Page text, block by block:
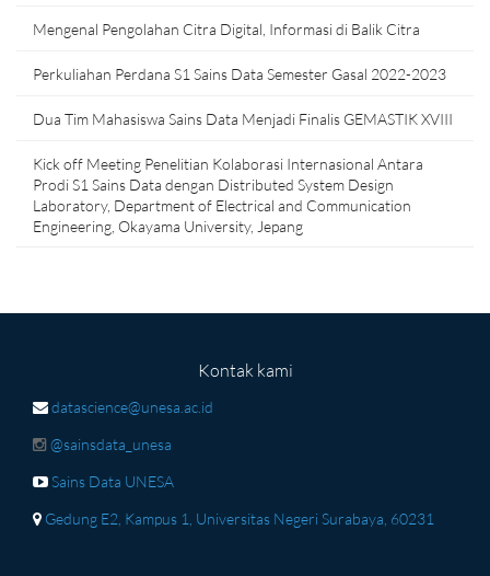
Mengenal Pengolahan Citra Digital, Informasi di Balik Citra
Perkuliahan Perdana S1 Sains Data Semester Gasal 2022-2023
Dua Tim Mahasiswa Sains Data Menjadi Finalis GEMASTIK XVIII
Kick off Meeting Penelitian Kolaborasi Internasional Antara
Prodi S1 Sains Data dengan Distributed System Design
Laboratory, Department of Electrical and Communication
Engineering, Okayama University, Jepang
Kontak kami
datascience@unesa.ac.id
@sainsdata_unesa
Sains Data UNESA
Gedung E2, Kampus 1, Universitas Negeri Surabaya, 60231